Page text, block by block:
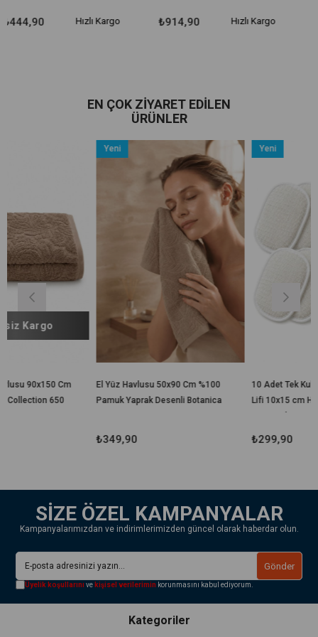
Hızlı Kargo ₺914,90 Hızlı Kargo ₺474,90
EN ÇOK ZIYARET EDILEN
ÜRÜNLER
El Yüz Havlusu 50x90 Cm %100
Pamuk Yaprak Desenli Botanica
10 Adet Tek Kullanımlık Banyo
Lifi 10x15 cm Hijyenik El
Yeni
Ürün
SİZE ÖZEL KAMPANYALAR
Kampanyalarımızdan ve indirimlerimizden güncel olarak haberdar olun.
Gönder
Üyelik koşullarını ve kişisel verilerimin korunmasını kabul ediyorum.
Kategoriler